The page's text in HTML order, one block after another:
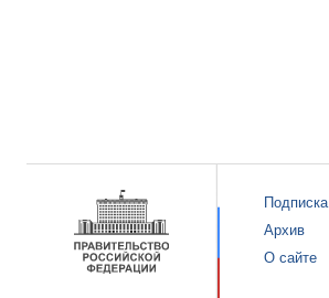
Подписка
Архив
О сайте